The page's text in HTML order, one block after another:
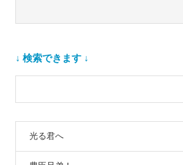
↓ 検索できます ↓
光る君へ